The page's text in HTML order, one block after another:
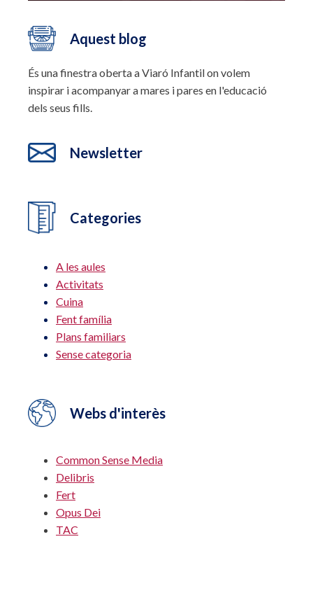
Aquest blog
És una finestra oberta a Viaró Infantil on volem
inspirar i acompanyar a mares i pares en l'educació
dels seus fills.
Newsletter
Categories
A les aules
Activitats
Cuina
Fent família
Plans familiars
Sense categoria
Webs d'interès
Common Sense Media
Delibris
Fert
Opus Dei
TAC